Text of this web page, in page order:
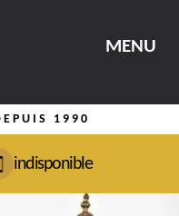
MENU
1990
indisponible